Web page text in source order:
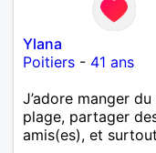
Ylana
Poitiers - 41 ans
J’adore manger
plage, partager
amis(es), et